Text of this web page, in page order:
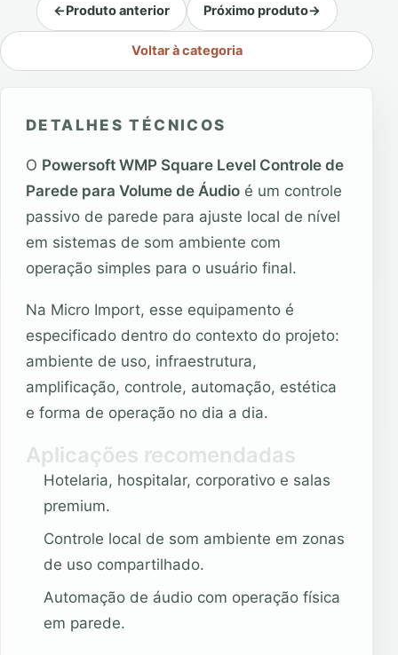
←Produto anterior
Voltar à categoria
Próximo produto→
DETALHES TÉCNICOS
O Powersoft WMP Square Level Controle de
Parede para Volume de Áudio é um controle
passivo de parede para ajuste local de nível
em sistemas de som ambiente com
operação simples para o usuário final.
Na Micro Import, esse equipamento é
especificado dentro do contexto do projeto:
ambiente de uso, infraestrutura,
amplificação, controle, automação, estética
e forma de operação no dia a dia.
Aplicações recomendadas
Hotelaria, hospitalar, corporativo e salas
premium.
Controle local de som ambiente em zonas
de uso compartilhado.
Automação de áudio com operação física
em parede.